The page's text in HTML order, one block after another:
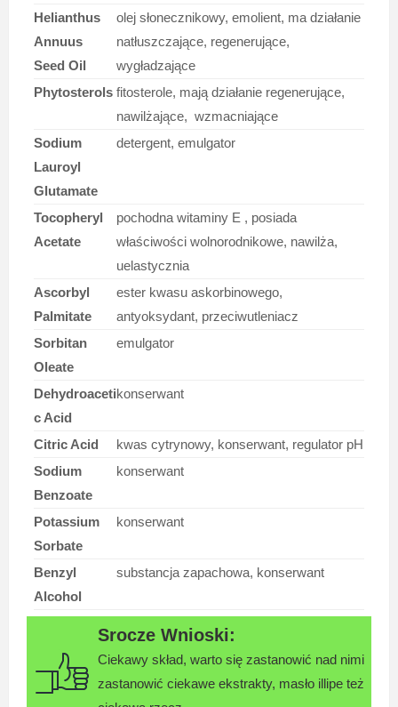
Helianthus
Annuus
Seed Oil
olej słonecznikowy, emolient, ma działanie
natłuszczające, regenerujące,
wygładzające
Phytosterols fitosterole, mają działanie regenerujące,
nawilżające, wzmacniające
Sodium
Lauroyl
Glutamate
detergent, emulgator
Tocopheryl
Acetate
pochodna witaminy E , posiada
właściwości wolnorodnikowe, nawilża,
uelastycznia
Ascorbyl
Palmitate
ester kwasu askorbinowego,
antyoksydant, przeciwutleniacz
Sorbitan
Oleate
emulgator
Dehydroaceti
c Acid
konserwant
Citric Acid
kwas cytrynowy, konserwant, regulator pH
Sodium
Benzoate
konserwant
Potassium
Sorbate
konserwant
Benzyl
Alcohol
substancja zapachowa, konserwant
Ciekawy skład, warto się zastanowić nad nimi
zastanowić ciekawe ekstrakty, masło illipe też